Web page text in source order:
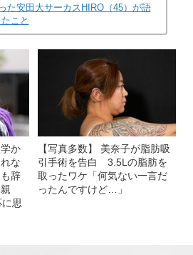
た安田大サーカスHIRO（45）が語
こと
か
な
辞
に思
【写真多数】 美奈子が脂肪吸
引手術を告白 3.5Lの脂肪を
取ったワケ「何気ない一言だ
ったんですけど…」